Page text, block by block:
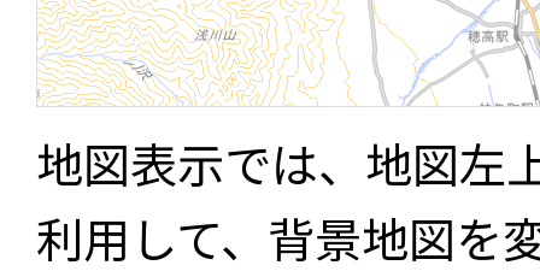
地図表示では、地図左
利用して、背景地図を